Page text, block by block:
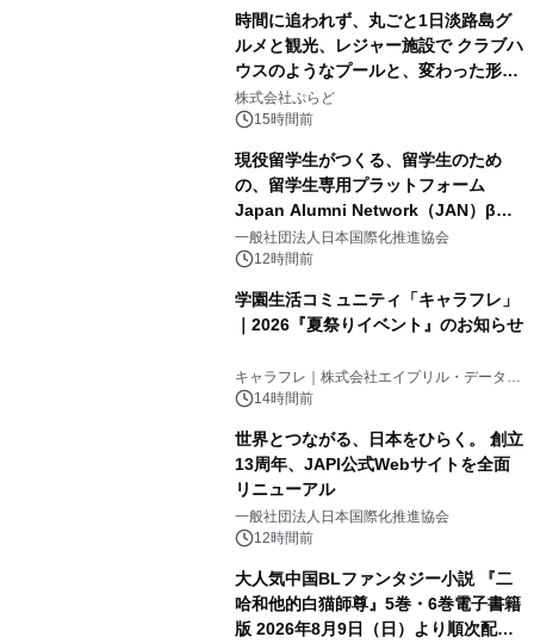
時間に追われず、丸ごと1日淡路島グ
ルメと観光、レジャー施設で クラブハ
ウスのようなプールと、変わった形の
サウナも 「THE BOXY AWAJI」のお
得な素泊まり連泊プランで
株式会社ぷらど
15時間前
現役留学生がつくる、留学生のため
の、留学生専用プラットフォーム
Japan Alumni Network（JAN）β版
をリリース
一般社団法人日本国際化推進協会
12時間前
学園生活コミュニティ「キャラフレ」
｜2026『夏祭りイベント』のお知らせ
キャラフレ｜株式会社エイプリル・データ・
デザインズ
14時間前
世界とつながる、日本をひらく。 創立
13周年、JAPI公式Webサイトを全面
リニューアル
一般社団法人日本国際化推進協会
12時間前
大人気中国BLファンタジー小説 『二
哈和他的白猫師尊』5巻・6巻電子書籍
版 2026年8月9日（日）より順次配信